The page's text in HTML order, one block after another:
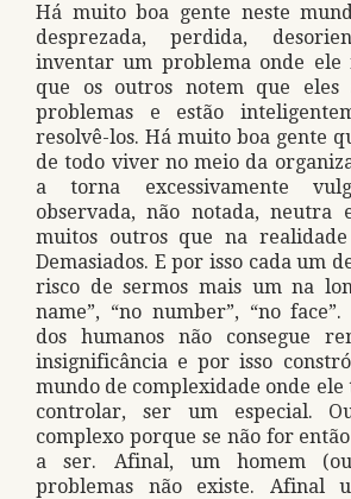
Há muito boa gente neste
desprezada, perdida,
inventar um problema onde ele
que os outros notem que eles
problemas e estão
resolvê-los. Há muito boa gente
de todo viver no meio da
a torna excessivamente
observada, não notada,
muitos outros que na realidade
Demasiados. E por isso cada um
risco de sermos mais um na
name”, “no number”, “no
dos humanos não consegue
insignificância e por isso
mundo de complexidade onde
controlar, ser um especial.
complexo porque se não for
a ser. Afinal, um homem
problemas não existe. Afinal